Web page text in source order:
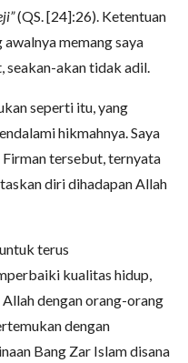
(QS. [24]:26). Ketentuan
memang saya
seakan-akan tidak adil.
seperti itu, yang
hikmahnya. Saya
tersebut, ternyata
diri dihadapan Allah
terus
kualitas hidup,
dengan orang-orang
dengan
Bang Zar Islam disana